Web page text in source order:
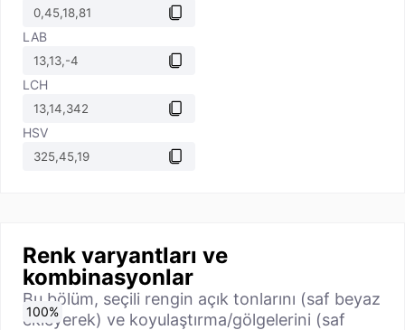
LAB
LCH
HSV
Renk varyantları ve
kombinasyonlar
Bu bölüm, seçili rengin açık tonlarını (saf beyaz
ekleyerek) ve koyulaştırma/gölgelerini (saf
0%
10%
20%
30%
40%
50%
60%
70%
80%
90%
100%